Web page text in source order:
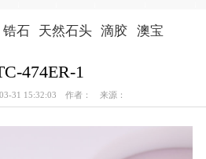
锆石 天然石头 滴胶 澳宝
474ER-1
31 15:32:03 作者： 来源：